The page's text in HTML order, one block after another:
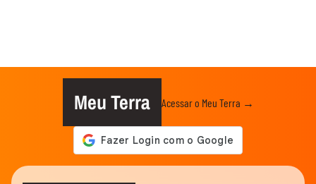
Meu Terra Acessar o Meu Terra →